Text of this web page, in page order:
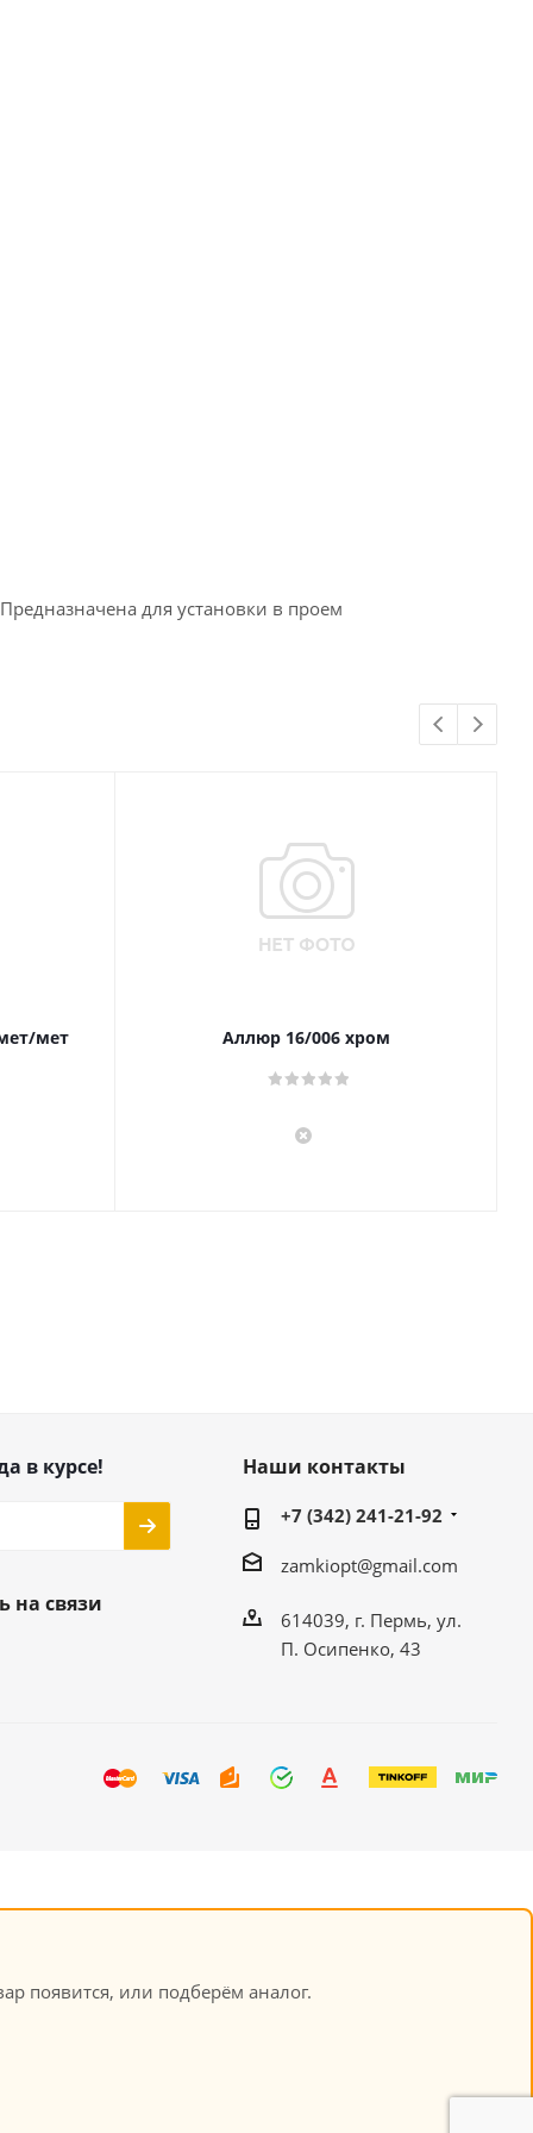
для установки в проем
мет
Аллюр 16/006 хром
в курсе!
на связи
Наши контакты
+7 (342) 241-21-92
zamkiopt@gmail.com
614039, г. Пермь, ул.
П. Осипенко, 43
появится, или подберём аналог.